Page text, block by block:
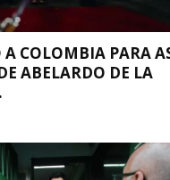
A COLOMBIA PARA
ABELARDO DE LA